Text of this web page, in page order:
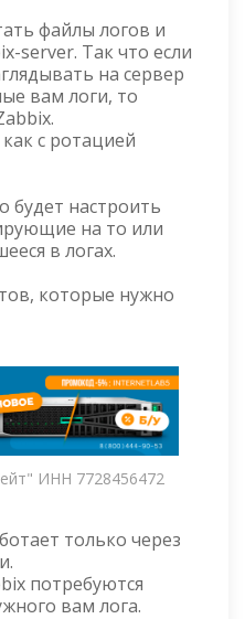
файлы логов и
server. Так что если
на сервер
вам логи, то
с ротацией
настроить
на то или
в логах.
которые нужно
ИНН 7728456472
только через
потребуются
вам лога.